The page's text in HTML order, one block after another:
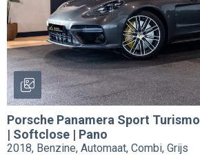
Porsche Panamera Sport Turismo
| Softclose | Pano
2018, Benzine, Automaat, Combi, Grijs